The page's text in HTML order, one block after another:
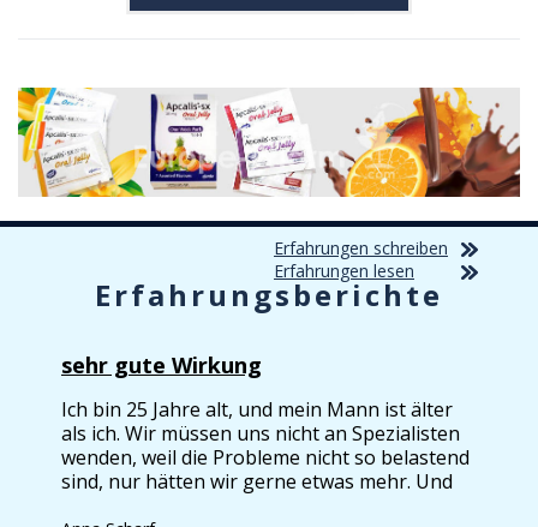
Erfahrungsberichte
Erfahrungen schreiben
Erfahrungen lesen
sehr gute Wirkung
Ich bin 25 Jahre alt, und mein Mann ist älter
als ich. Wir müssen uns nicht an Spezialisten
wenden, weil die Probleme nicht so belastend
sind, nur hätten wir gerne etwas mehr. Und